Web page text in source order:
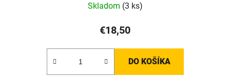
Skladom (3 ks)
€18,50
DO KOŠÍKA